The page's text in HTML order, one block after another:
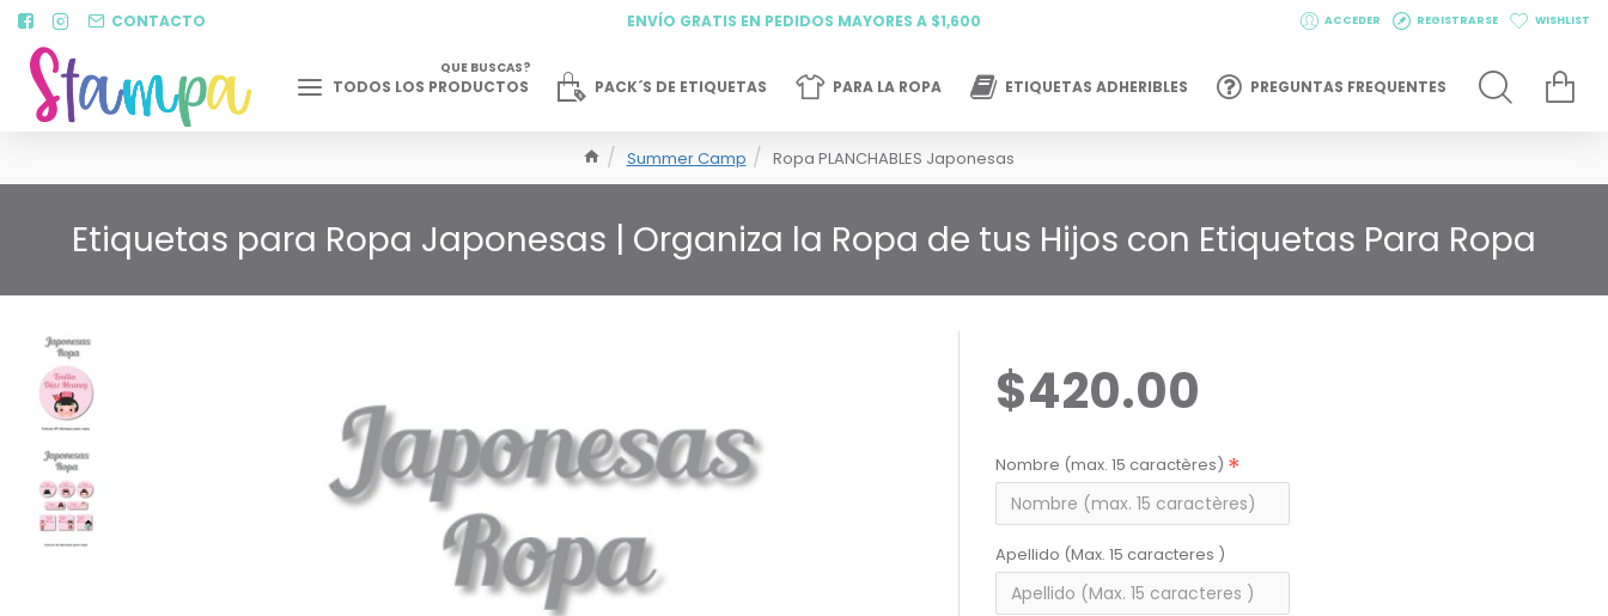
CONTACTO ENVÍO GRATIS EN PEDIDOS MAYORES A $1,600 ACCEDER REGISTRARSE WISHLIST
TODOS LOS PRODUCTOS
QUE BUSCAS?
PACK´S DE ETIQUETAS PARA LA ROPA ETIQUETAS ADHERIBLES PREGUNTAS FREQUENTES
Summer Camp Ropa PLANCHABLES Japonesas
Etiquetas para Ropa Japonesas | Organiza la Ropa de tus Hijos con Etiquetas Para Ropa
$420.00
Nombre (max. 15 caractères)
Apellido (Max. 15 caracteres )